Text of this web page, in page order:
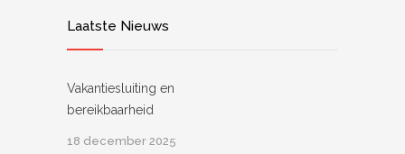
Laatste Nieuws
Vakantiesluiting en
bereikbaarheid
18 december 2025